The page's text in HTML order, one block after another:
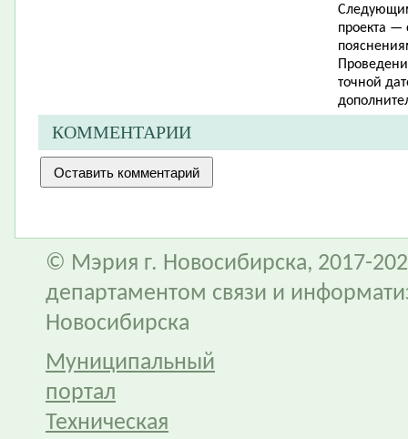
проекта —
точной
КОММЕНТАРИИ
© Мэрия г. Новосибирска, 2017-
департаментом связи и
Новосибирска
Муниципальный
портал
Техническая